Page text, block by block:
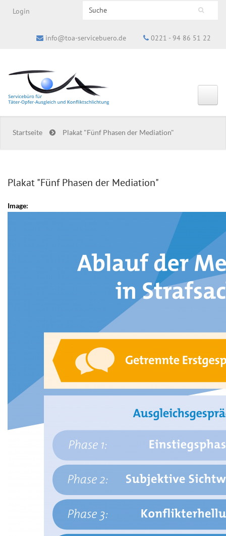
Login Suchformular
Search this site
info@toa-servicebuero.de 0221 - 94 86 51 22
Startseite Plakat "Fünf Phasen der Mediation"
Plakat "Fünf Phasen der Mediation"
Image: